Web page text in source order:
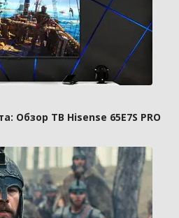
Обзор ТВ Hisense 65E7S PRO